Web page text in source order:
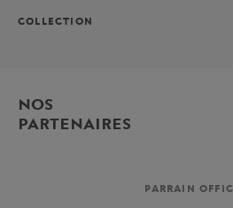
COLLECTION
NOS
PARTENAIRES
PARRAIN